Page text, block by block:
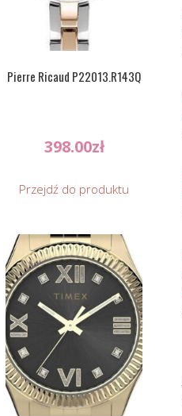
Pierre Ricaud P22013.R143Q
398.00zł
Przejdź do produktu